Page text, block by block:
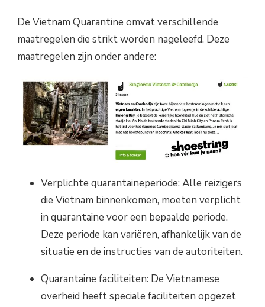
De Vietnam Quarantine omvat verschillende
maatregelen die strikt worden nageleefd. Deze
maatregelen zijn onder andere:
Verplichte quarantaineperiode: Alle reizigers
die Vietnam binnenkomen, moeten verplicht
in quarantaine voor een bepaalde periode.
Deze periode kan variëren, afhankelijk van de
situatie en de instructies van de autoriteiten.
Quarantaine faciliteiten: De Vietnamese
overheid heeft speciale faciliteiten opgezet